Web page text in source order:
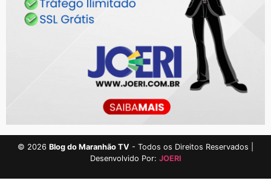
© 2026 Blog do Maranhão TV - Todos os Direitos Reservados |
Desenvolvido Por: JOERI